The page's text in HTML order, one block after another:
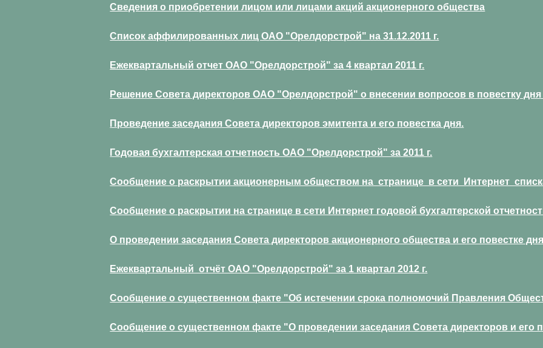
Сведения о приобретении лицом или лицами акций акционерного общества
Список аффилированных лиц ОАО "Орелдорстрой" на 31.12.2011 г.
Ежеквартальный отчет ОАО "Орелдорстрой" за 4 квартал 2011 г.
Решение Совета директоров ОАО "Орелдорстрой" о внесении вопросов в повестку
Проведение заседания Совета директоров эмитента и его повестка дня.
Годовая бухгалтерская отчетность ОАО "Орелдорстрой" за 2011 г.
Сообщение о раскрытии акционерным обществом на странице в сети Интернет
Сообщение о раскрытии на странице в сети Интернет годовой бухгалтерской
О проведении заседания Совета директоров акционерного общества и его повестке
Ежеквартальный отчёт ОАО "Орелдорстрой" за 1 квартал 2012 г.
Сообщение о существенном факте "Об истечении срока полномочий Правления
Сообщение о существенном факте "О проведении заседания Совета директоров и его